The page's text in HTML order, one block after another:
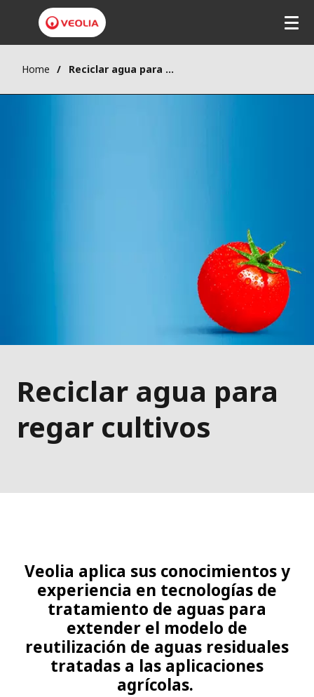
Home Reciclar agua para regar cultivos
Reciclar agua para
regar cultivos
Veolia aplica sus conocimientos y
experiencia en tecnologías de
tratamiento de aguas para
extender el modelo de
reutilización de aguas residuales
tratadas a las aplicaciones
agrícolas.